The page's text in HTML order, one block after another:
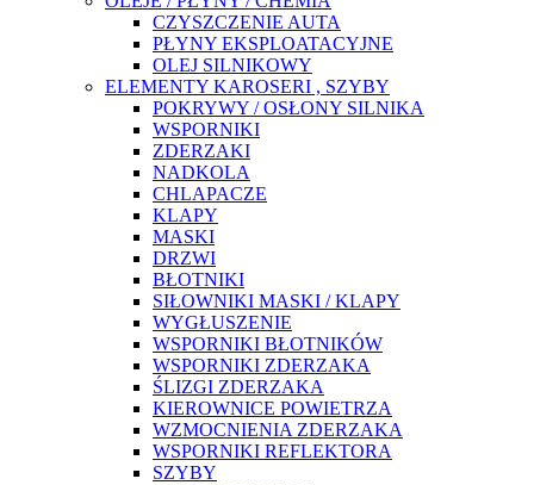
CZYSZCZENIE AUTA
PŁYNY EKSPLOATACYJNE
OLEJ SILNIKOWY
ELEMENTY KAROSERI , SZYBY
POKRYWY / OSŁONY SILNIKA
WSPORNIKI
ZDERZAKI
NADKOLA
CHLAPACZE
KLAPY
MASKI
DRZWI
BŁOTNIKI
SIŁOWNIKI MASKI / KLAPY
WYGŁUSZENIE
WSPORNIKI BŁOTNIKÓW
WSPORNIKI ZDERZAKA
ŚLIZGI ZDERZAKA
KIEROWNICE POWIETRZA
WZMOCNIENIA ZDERZAKA
WSPORNIKI REFLEKTORA
SZYBY